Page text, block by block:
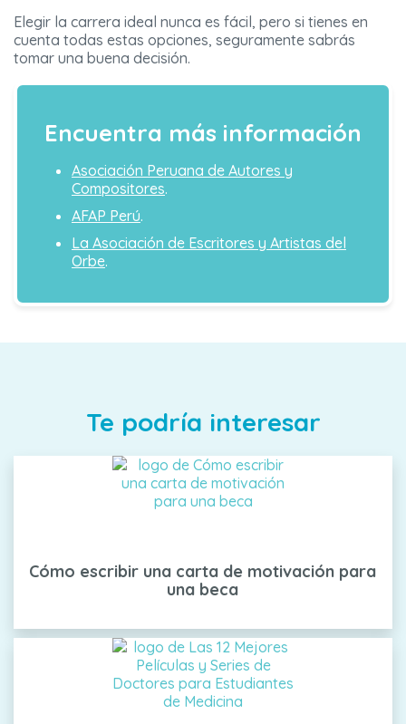
Elegir la carrera ideal nunca es fácil, pero si tienes en
cuenta todas estas opciones, seguramente sabrás
tomar una buena decisión.
Encuentra más información
Asociación Peruana de Autores y
Compositores.
AFAP Perú.
La Asociación de Escritores y Artistas del
Orbe.
Te podría interesar
Cómo escribir una carta de motivación para
una beca